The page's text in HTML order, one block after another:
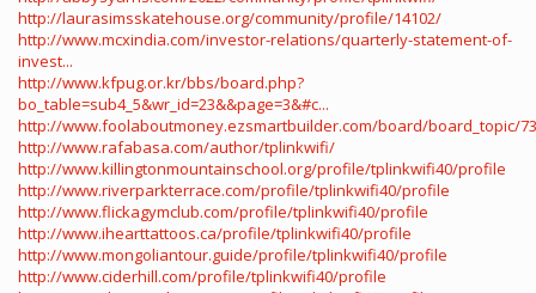
http://laurasimsskatehouse.org/community/profile/14102/
http://www.mcxindia.com/investor-relations/quarterly-statement-of-
invest...
http://www.kfpug.or.kr/bbs/board.php?
bo_table=sub4_5&wr_id=23&&page=3&#c...
http://www.foolaboutmoney.ezsmartbuilder.com/board/board_topic/
http://www.rafabasa.com/author/tplinkwifi/
http://www.killingtonmountainschool.org/profile/tplinkwifi40/profile
http://www.riverparkterrace.com/profile/tplinkwifi40/profile
http://www.flickagymclub.com/profile/tplinkwifi40/profile
http://www.ihearttattoos.ca/profile/tplinkwifi40/profile
http://www.mongoliantour.guide/profile/tplinkwifi40/profile
http://www.ciderhill.com/profile/tplinkwifi40/profile